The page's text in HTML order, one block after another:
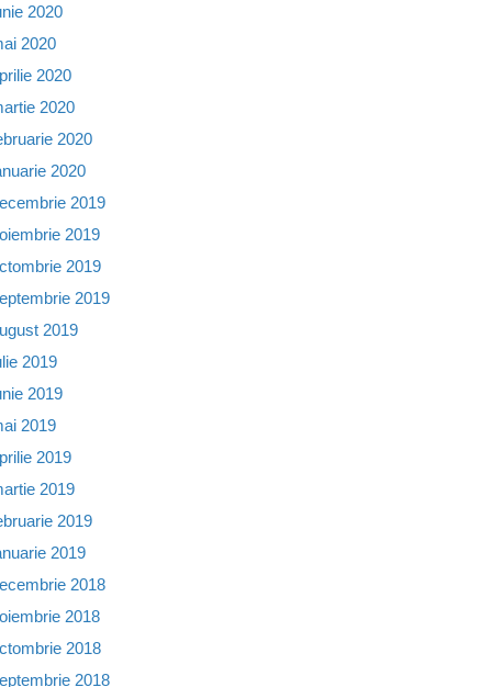
2020
2020
2020
2020
2020
2020
2019
2019
2019
2019
2019
2019
2019
2019
2019
2019
2019
2019
2018
2018
2018
2018